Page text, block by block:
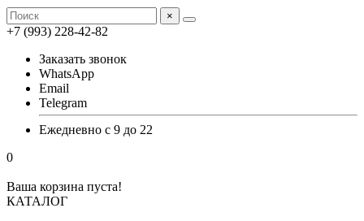
×
+7 (993) 228-42-82
Заказать звонок
WhatsApp
Email
Telegram
Ежедневно с 9 до 22
0
Ваша корзина пуста!
КАТАЛОГ